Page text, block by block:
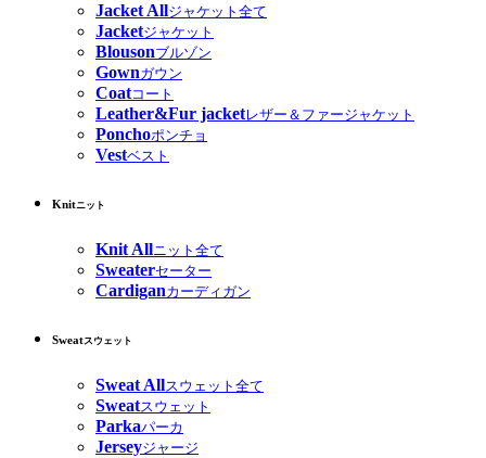
Jacket Allジャケット全て
Jacketジャケット
Blousonブルゾン
Gownガウン
Coatコート
Leather&Fur jacketレザー＆ファージャケット
Ponchoポンチョ
Vestベスト
Knitニット
Knit Allニット全て
Sweaterセーター
Cardiganカーディガン
Sweatスウェット
Sweat Allスウェット全て
Sweatスウェット
Parkaパーカ
Jerseyジャージ